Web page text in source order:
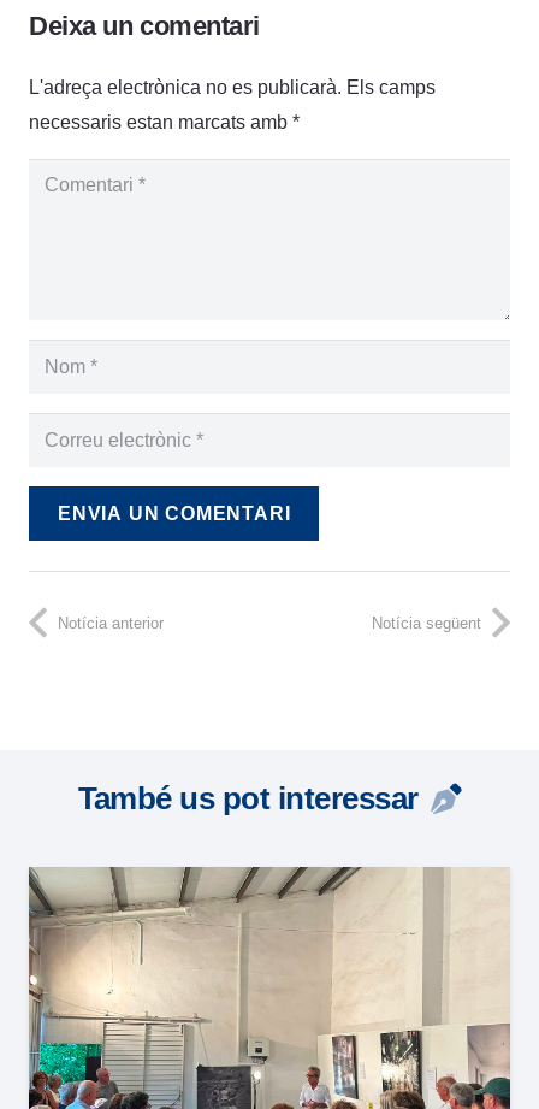
Deixa un comentari
L'adreça electrònica no es publicarà. Els camps
necessaris estan marcats amb *
ENVIA UN COMENTARI
Notícia anterior Notícia següent
També us pot interessar